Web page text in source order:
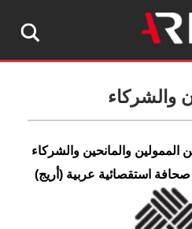
والمانحين والشركاء
عربية (أريج)